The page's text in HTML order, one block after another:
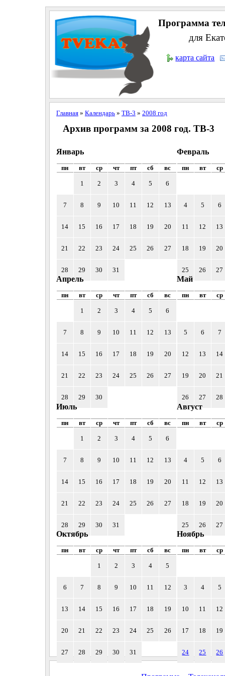
Программа
для
карта сайта
Главная» Календарь» ТВ-3 » 2008 год
Архив программ за 2008 год. ТВ-3
Январь
пн вт ср чт пт сб вс
1 2 3 4 5 6
7 8 9 10 11 12 13
14 15 16 17 18 19 20
21 22 23 24 25 26 27
28 29 30 31
Февраль
пн вт ср
4 5 6
11 12 13
18 19 20
25 26 27
Апрель
пн вт ср чт пт сб вс
1 2 3 4 5 6
7 8 9 10 11 12 13
14 15 16 17 18 19 20
21 22 23 24 25 26 27
28 29 30
Май
пн вт ср
5 6 7
12 13 14
19 20 21
26 27 28
Июль
пн вт ср чт пт сб вс
1 2 3 4 5 6
7 8 9 10 11 12 13
14 15 16 17 18 19 20
21 22 23 24 25 26 27
28 29 30 31
Август
пн вт ср
4 5 6
11 12 13
18 19 20
25 26 27
Октябрь
пн вт ср чт пт сб вс
1 2 3 4 5
6 7 8 9 10 11 12
13 14 15 16 17 18 19
20 21 22 23 24 25 26
27 28 29 30 31
Ноябрь
пн вт ср
3 4 5
10 11 12
17 18 19
24 25 26